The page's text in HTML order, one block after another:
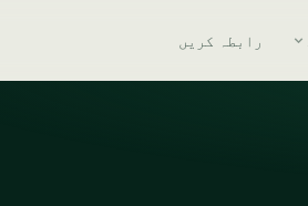
رابطہ کریں